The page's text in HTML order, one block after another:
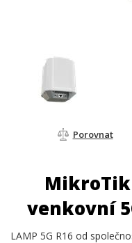
Porovnat
MikroTik
venkovní
LAMP 5G R16 od